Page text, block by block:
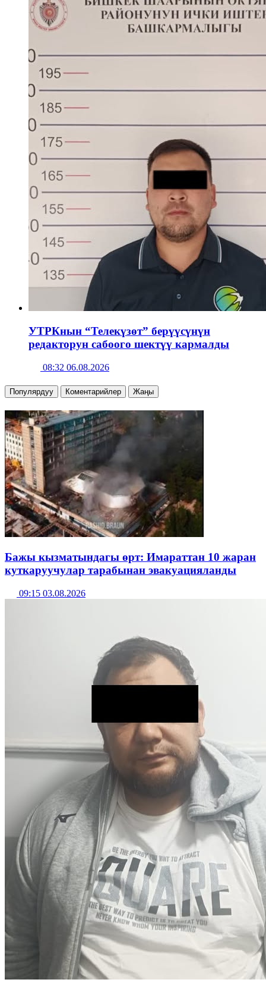
УТРКнын “Телекүзөт” берүүсүнүн
редакторун сабоого шектүү кармалды
08:32 06.08.2026
Популярдуу Коментарийлер Жаңы
Бажы кызматындагы өрт: Имараттан 10 жаран
куткаруучулар тарабынан эвакуацияланды
09:15 03.08.2026